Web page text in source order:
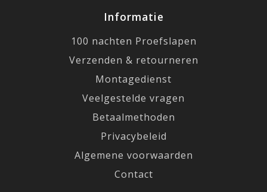
Informatie
100 nachten Proefslapen
Verzenden & retourneren
Montagedienst
Veelgestelde vragen
Betaalmethoden
Privacybeleid
Algemene voorwaarden
Contact